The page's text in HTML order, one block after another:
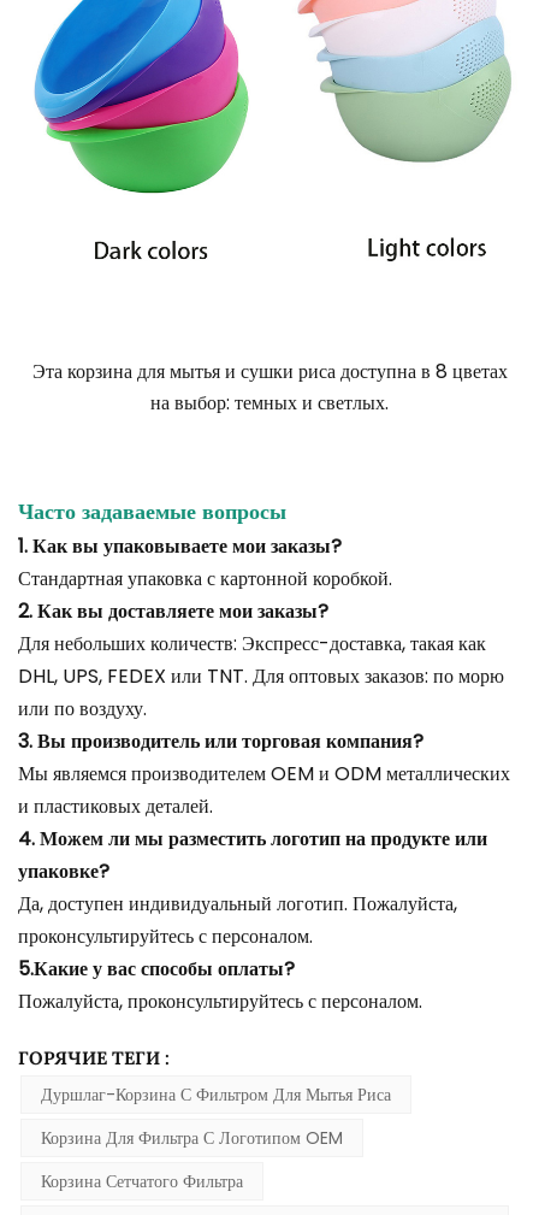
Эта корзина для мытья и сушки риса доступна в 8 цветах
на выбор: темных и светлых.
Часто задаваемые вопросы
1. Как вы упаковываете мои заказы?
Стандартная упаковка с картонной коробкой.
2. Как вы доставляете мои заказы?
Для небольших количеств: Экспресс-доставка, такая как
DHL, UPS, FEDEX или TNT. Для оптовых заказов: по морю
или по воздуху.
3. Вы производитель или торговая компания?
Мы являемся производителем OEM и ODM металлических
и пластиковых деталей.
4. Можем ли мы разместить логотип на продукте или
упаковке?
Да, доступен индивидуальный логотип. Пожалуйста,
проконсультируйтесь с персоналом.
5.Какие у вас способы оплаты?
Пожалуйста, проконсультируйтесь с персоналом.
ГОРЯЧИЕ ТЕГИ :
Дуршлаг-Корзина С Фильтром Для Мытья Риса
Корзина Для Фильтра С Логотипом OEM
Корзина Сетчатого Фильтра